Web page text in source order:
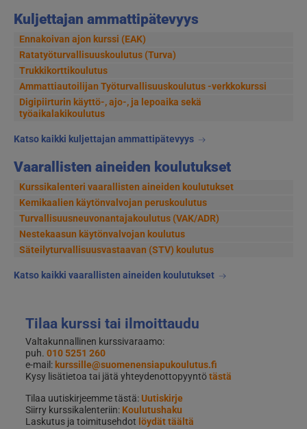
Kuljettajan ammattipätevyys
Ennakoivan ajon kurssi (EAK)
Ratatyöturvallisuuskoulutus (Turva)
Trukkikorttikoulutus
Ammattiautoilijan Työturvallisuuskoulutus -verkkokurssi
Digipiirturin käyttö-, ajo-, ja lepoaika sekä
työaikalakikoulutus
Katso kaikki kuljettajan ammattipätevyys
Vaarallisten aineiden koulutukset
Kurssikalenteri vaarallisten aineiden koulutukset
Kemikaalien käytönvalvojan peruskoulutus
Turvallisuusneuvonantajakoulutus (VAK/ADR)
Nestekaasun käytönvalvojan koulutus
Säteilyturvallisuusvastaavan (STV) koulutus
Katso kaikki vaarallisten aineiden koulutukset
Tilaa kurssi tai ilmoittaudu
Valtakunnallinen kurssivaraamo:
puh. 010 5251 260
e-mail: kurssille@suomenensiapukoulutus.fi
Kysy lisätietoa tai jätä yhteydenottopyyntötästä
Tilaa uutiskirjeemme tästä:Uutiskirje
Siirry kurssikalenteriin: Koulutushaku
Laskutus ja toimitusehdot löydät täältä